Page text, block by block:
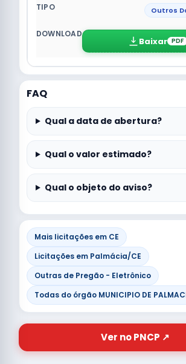
Outros
Baixar PDF
FAQ
Qual a data de abertura?
Qual o valor estimado?
Qual o objeto do aviso?
Mais licitações em CE
Licitações em Palmácia/CE
Outras de Pregão - Eletrônico
Todas do órgão MUNICIPIO DE
Ver no PNCP ↗